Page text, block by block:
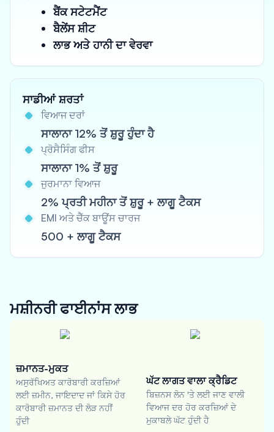
ਬੈਂਕ ਸਟੇਟਮੈਂਟ
ਬੈਲੇਂਸ ਸ਼ੀਟ
ਲਾਭ ਅਤੇ ਹਾਨੀ ਦਾ ਵੇਰਵਾ
ਸਾਡੀਆਂ ਸ਼ਰਤਾਂ
ਵਿਆਜ ਦਰਾਂ
ਸਾਲਾਨਾ 12% ਤੋਂ ਸ਼ੁਰੂ ਹੁੰਦਾ ਹੈ
ਪ੍ਰੋਸੈਸਿੰਗ ਫੀਸ
ਸਾਲਾਨਾ 1% ਤੋਂ ਸ਼ੁਰੂ
ਜੁਰਮਾਨਾ ਵਿਆਜ
2% ਪ੍ਰਤੀ ਮਹੀਨਾ ਤੋਂ ਸ਼ੁਰੂ + ਲਾਗੂ ਟੈਕਸ
EMI ਅਤੇ ਚੈੱਕ ਬਾਊਂਸ ਚਾਰਜ
500 + ਲਾਗੂ ਟੈਕਸ
ਮਸ਼ੀਨਰੀ ਫਾਈਨਾਂਸਲਾਭ
ਜ਼ਮਾਨਤ-ਮੁਕਤ
ਅਸੁਰੱਖਿਅਤ ਕਾਰੋਬਾਰੀ ਕਰਜ਼ਿਆਂ
ਲਈ ਜ਼ਮੀਨ, ਜਾਇਦਾਦ ਜਾਂ ਕਿਸੇ ਹੋਰ
ਕਾਰੋਬਾਰੀ ਜ਼ਮਾਨਤ ਦੀ ਲੋੜ ਨਹੀਂ
ਹੁੰਦੀ
ਘੱਟ ਲਾਗਤ ਵਾਲਾ ਕ੍ਰੈਡਿਟ
ਬਿਜ਼ਨਸ ਲੋਨ 'ਤੇ ਲਈ ਜਾਣ ਵਾਲੀ
ਵਿਆਜ ਦਰ ਹੋਰ ਕਰਜ਼ਿਆਂ ਦੇ
ਮੁਕਾਬਲੇ ਘੱਟ ਹੁੰਦੀ ਹੈ